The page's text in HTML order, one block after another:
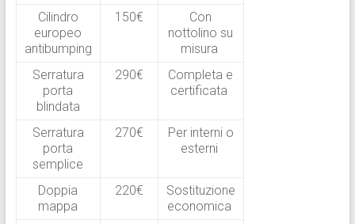
Cilindro
europeo
antibumping
150€
Con
nottolino su
misura ​
Serratura
porta
blindata
290€
Completa e
certificata ​
Serratura
porta
semplice
270€
Per interni o
esterni ​
Doppia
mappa
220€
Sostituzione
economica ​